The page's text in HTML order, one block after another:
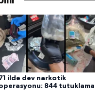
ilde dev narkotik
844 tutuklama